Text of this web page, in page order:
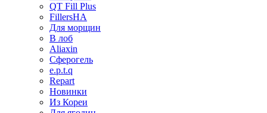
QT Fill Plus
FillersHA
Для морщин
В лоб
Aliaxin
Сферогель
e.p.t.q
Repart
Новинки
Из Кореи